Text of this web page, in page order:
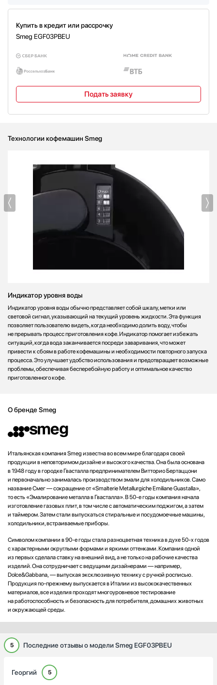
Одновременное приготовление двух чашек
Да
Установка жесткости воды
Купить в кредит или рассрочку
Smeg EGF03PBEU
Подать заявку
Технологии кофемашин Smeg
Индикатор уровня воды
Индикатор уровня воды обычно представляет собой шкалу, метки или
световой сигнал, указывающий на текущий уровень жидкости. Эта функция
позволяет пользователю видеть, когда необходимо долить воду, чтобы
не прерывать процесс приготовления кофе. Индикатор помогает избежать
ситуаций, когда вода заканчивается посреди заваривания, что может
привести к сбоям в работе кофемашины и необходимости повторного запуска
процесса. Это улучшает удобство использования и предотвращает возможные
проблемы, обеспечивая бесперебойную работу и оптимальное качество
приготовленного кофе.
О бренде Smeg
Итальянская компания Smeg известна во всем мире благодаря своей
продукции в неповторимом дизайне и высокого качества. Она была основана
в 1948 году в городке Гвасталла предпринимателем Витторио Бертаццони
и первоначально занималась производством эмали для холодильников. Само
название Смег — сокращение от «Smalterie Metallurgiche Emiliane Guastalla»,
то есть «Эмалирование металла в Гвасталла». В 50-е годы компания начала
изготовление газовых плит, в том числе с автоматическим поджигом, а затем
и таймером. Затем стали выпускаться стиральные и посудомоечные машины,
холодильники, встраиваемые приборы.
Символом компании в 90-е годы стала разноцветная техника в духе 50-х годов
с характерными округлыми формами и яркими оттенками. Компания одной
из первых сделала ставку на внешний вид, а не только на рабочие качества
изделий. Она сотрудничает с ведущими дизайнерами — например,
Dolce&Gabbana, — выпуская эксклюзивную технику с ручной росписью.
Продукция по-прежнему выпускается в Италии из высококачественных
материалов, все изделия проходят многоуровневое тестирование
на работоспособность и безопасность для потребителя, домашних животных
и окружающей среды.
5 Последние отзывы о модели Smeg EGF03PBEU
Георгий 5